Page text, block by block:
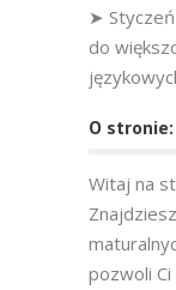
➤
do
O stronie:
Witaj na
pozwoli